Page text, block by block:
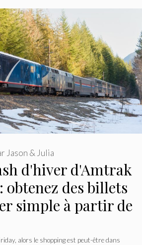
d'hiver d'Amtrak
obtenez des billets
simple à partir de
Jason & Julia
alors le shopping est peut-être dans